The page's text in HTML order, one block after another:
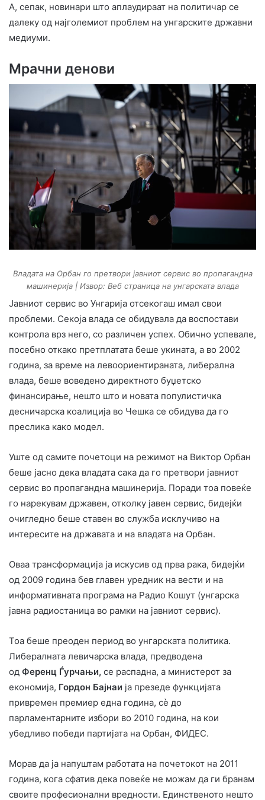
А, сепак, новинари што аплаудираат на политичар се
далеку од најголемиот проблем на унгарските државни
медиуми.
Мрачни денови
Владата на Орбан го претвори јавниот сервис во пропагандна
машинерија | Извор: Веб страница на унгарската влада
Јавниот сервис во Унгарија отсекогаш имал свои
проблеми. Секоја влада се обидувала да воспостави
контрола врз него, со различен успех. Обично успевале,
посебно откако претплатата беше укината, а во 2002
година, за време на левоориентираната, либерална
влада, беше воведено директното буџетско
финансирање, нешто што и новата популистичка
десничарска коалиција во Чешка се обидува да го
преслика како модел.
Уште од самите почетоци на режимот на Виктор Орбан
беше јасно дека владата сака да го претвори јавниот
сервис во пропагандна машинерија. Поради тоа повеќе
го нарекувам државен, отколку јавен сервис, бидејќи
очигледно беше ставен во служба исклучиво на
интересите на државата и на владата на Орбан.
Оваа трансформација ја искусив од прва рака, бидејќи
од 2009 година бев главен уредник на вести и на
информативната програма на Радио Кошут (унгарска
јавна радиостаница во рамки на јавниот сервис).
Тоа беше преоден период во унгарската политика.
Либералната левичарска влада, предводена
од Ференц Ѓурчањи, се распадна, а министерот за
економија, Гордон Бајнаи ја презеде функцијата
привремен премиер една година, сè до
парламентарните избори во 2010 година, на кои
убедливо победи партијата на Орбан, ФИДЕС.
Морав да ја напуштам работата на почетокот на 2011
година, кога сфатив дека повеќе не можам да ги бранам
своите професионални вредности. Единственото нешто